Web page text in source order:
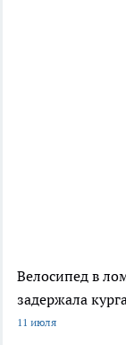
Велосипед в
задержала
11 июля